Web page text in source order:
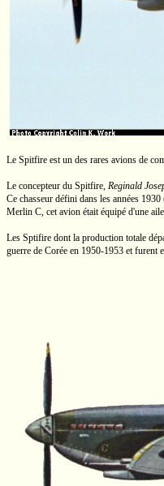
Le Spitfire est un des rares avions de
Le concepteur du Spitfire, Reginald
Ce chasseur défini dans les années
Merlin C, cet avion était équipé d'une
Les Sptifire dont la production totale
guerre de Corée en 1950-1953 et furent